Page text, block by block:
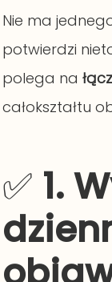
Nie ma
potwierdzi
polega na
całokształtu
✅ 1.